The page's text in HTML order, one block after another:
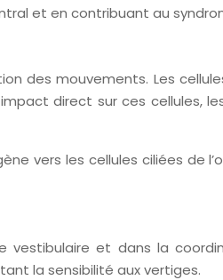
et en contribuant au
des mouvements. Les
direct sur ces cellules,
vers les cellules ciliées de
vestibulaire et dans la
la sensibilité aux vertiges.